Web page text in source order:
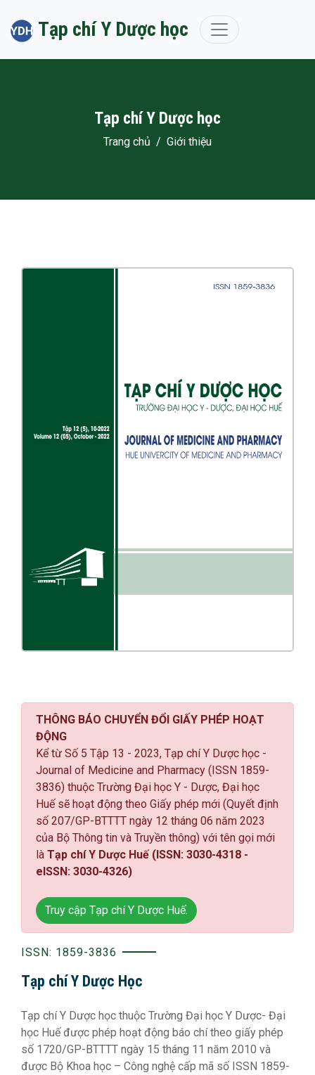
Tạp chí Y Dược học
Tạp chí Y Dược học
Trang chủ / Giới thiệu
THÔNG BÁO CHUYỂN ĐỔI GIẤY PHÉP HOẠT
ĐỘNG
Kể từ Số 5 Tập 13 - 2023, Tạp chí Y Dược học -
Journal of Medicine and Pharmacy (ISSN 1859-
3836) thuộc Trường Đại học Y - Dược, Đại học
Huế sẽ hoạt động theo Giấy phép mới (Quyết định
số 207/GP-BTTTT ngày 12 tháng 06 năm 2023
của Bộ Thông tin và Truyền thông) với tên gọi mới
là Tạp chí Y Dược Huế (ISSN: 3030-4318 -
eISSN: 3030-4326)
Truy cập Tạp chí Y Dược Huế.
ISSN: 1859-3836
Tạp chí Y Dược Học
Tạp chí Y Dược học thuộc Trường Đại học Y Dược- Đại
học Huế được phép hoạt động báo chí theo giấy phép
số 1720/GP-BTTTT ngày 15 tháng 11 năm 2010 và
được Bộ Khoa học – Công nghệ cấp mã số ISSN 1859-